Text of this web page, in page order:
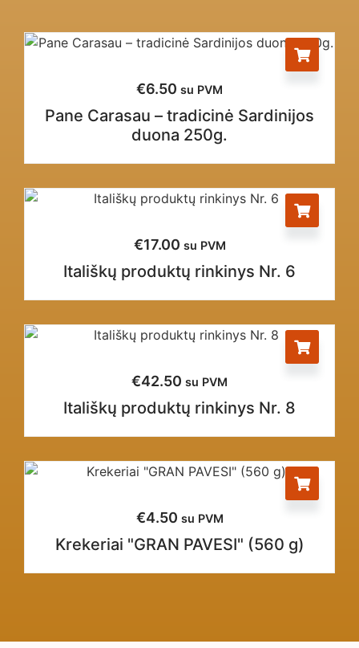
€6.50 su PVM
Pane Carasau – tradicinė Sardinijos
duona 250g.
€17.00 su PVM
Itališkų produktų rinkinys Nr. 6
€42.50 su PVM
Itališkų produktų rinkinys Nr. 8
€4.50 su PVM
Krekeriai "GRAN PAVESI" (560 g)